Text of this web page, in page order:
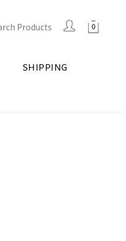
Products
SHIPPING